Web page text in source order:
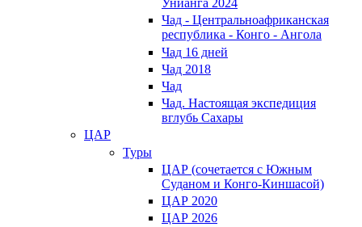
Унианга 2024
Чад - Центральноафриканская
республика - Конго - Ангола
Чад 16 дней
Чад 2018
Чад
Чад. Настоящая экспедиция
вглубь Сахары
ЦАР
Туры
ЦАР (сочетается с Южным
Суданом и Конго-Киншасой)
ЦАР 2020
ЦАР 2026